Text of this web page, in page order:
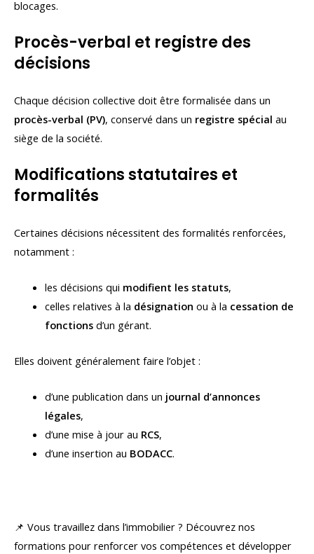
blocages.
Procès-verbal et registre des
décisions
Chaque décision collective doit être formalisée dans un
procès-verbal (PV), conservé dans un registre spécial au
siège de la société.
Modifications statutaires et
formalités
Certaines décisions nécessitent des formalités renforcées,
notamment :
les décisions qui modifient les statuts,
celles relatives à la désignation ou à la cessation de
fonctionsd’un gérant.
Elles doivent généralement faire l’objet :
d’une publication dans un journal d’annonces
légales,
d’une mise à jour au RCS,
d’une insertion au BODACC.
📌 Vous travaillez dans l’immobilier ? Découvrez nos
formations pour renforcer vos compétences et développer